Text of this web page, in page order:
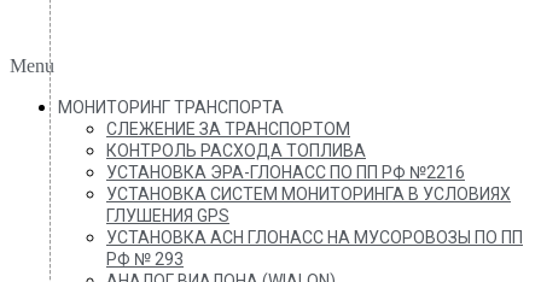
Menu
МОНИТОРИНГ ТРАНСПОРТА
СЛЕЖЕНИЕ ЗА ТРАНСПОРТОМ
КОНТРОЛЬ РАСХОДА ТОПЛИВА
УСТАНОВКА ЭРА-ГЛОНАСС ПО ПП РФ №2216
УСТАНОВКА СИСТЕМ МОНИТОРИНГА В УСЛОВИЯХ
ГЛУШЕНИЯ GPS
УСТАНОВКА АСН ГЛОНАСС НА МУСОРОВОЗЫ ПО ПП
РФ № 293